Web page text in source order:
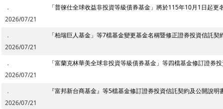
．
2026/07/21
「普徠仕全球收益非投資等級債券基金」將於115年10月1日起更
．
2026/07/21
「柏瑞巨人基金」等7檔基金變更基金名稱暨修正證券投資信託契
．
2026/07/21
「富蘭克林華美全球非投資等級債券基金」等四檔基金修訂證券
．
2026/07/21
『富邦新台商基金』等5檔基金修訂證券投資信託契約及公開說明